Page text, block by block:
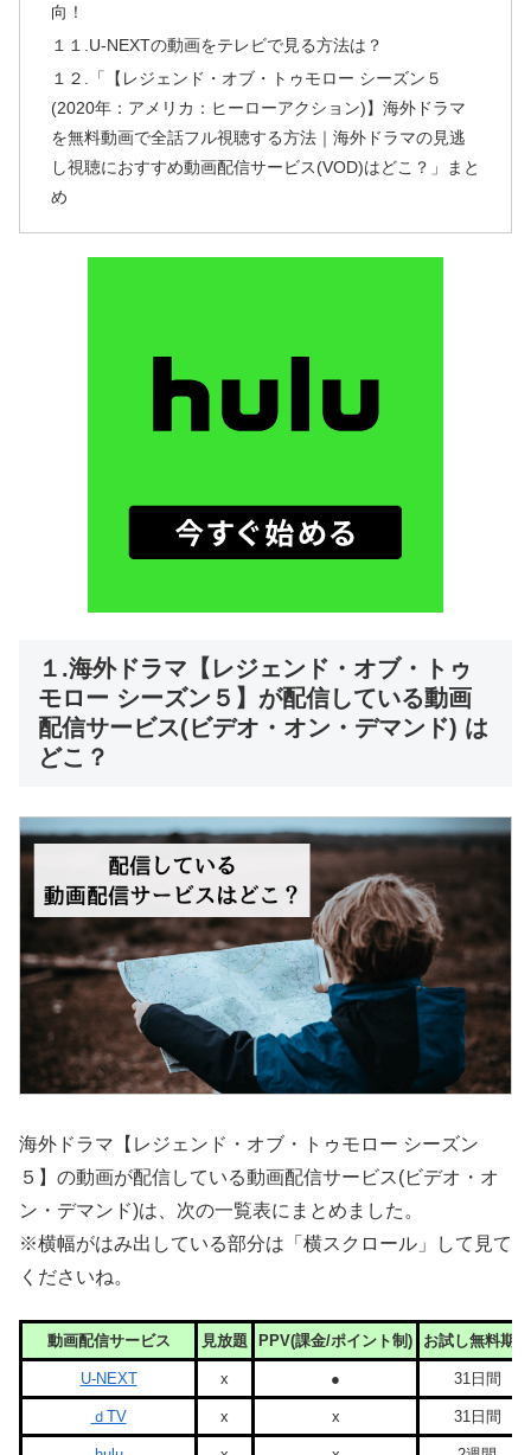
向！
１１.U-NEXTの動画をテレビで見る方法は？
１２.「【レジェンド・オブ・トゥモロー シーズン５
(2020年：アメリカ：ヒーローアクション)】海外ドラマ
を無料動画で全話フル視聴する方法｜海外ドラマの見逃
し視聴におすすめ動画配信サービス(VOD)はどこ？」まと
め
１.海外ドラマ【レジェンド・オブ・トゥ
モロー シーズン５】が配信している動画
配信サービス(ビデオ・オン・デマンド) は
どこ？
海外ドラマ【レジェンド・オブ・トゥモロー シーズン
５】の動画が配信している動画配信サービス(ビデオ・オ
ン・デマンド)は、次の一覧表にまとめました。
※横幅がはみ出している部分は「横スクロール」して見て
くださいね。
動画配信サービス 見放題 PPV(課金/ポイント制) お試し無料期間
U-NEXT x ● 31日間
ｄTV x x 31日間